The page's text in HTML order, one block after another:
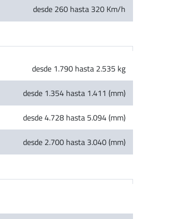
desde 260 hasta 320 Km/h
desde 1.790 hasta 2.535 kg
desde 1.354 hasta 1.411 (mm)
desde 4.728 hasta 5.094 (mm)
desde 2.700 hasta 3.040 (mm)